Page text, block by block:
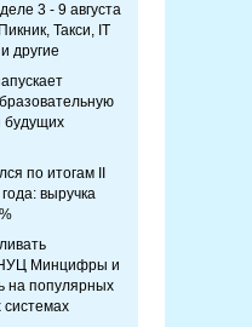
3 - 9 августа
Такси, IT
другие
будущих
по итогам II
выручка
Минцифры и
на популярных